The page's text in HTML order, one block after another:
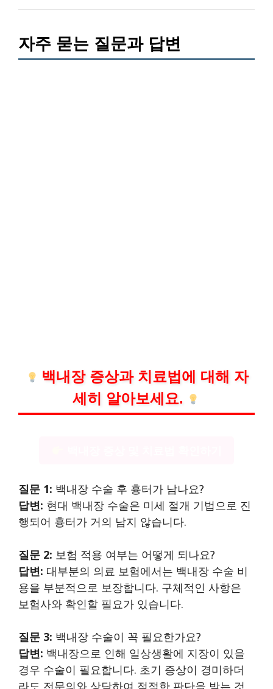
자주 묻는 질문과 답변
백내장 증상과 치료법에 대해 자
세히 알아보세요.
질문 1: 백내장 수술 후 흉터가 남나요?
답변: 현대 백내장 수술은 미세 절개 기법으로 진
행되어 흉터가 거의 남지 않습니다.
질문 2: 보험 적용 여부는 어떻게 되나요?
답변: 대부분의 의료 보험에서는 백내장 수술 비
용을 부분적으로 보장합니다. 구체적인 사항은
보험사와 확인할 필요가 있습니다.
질문 3: 백내장 수술이 꼭 필요한가요?
답변: 백내장으로 인해 일상생활에 지장이 있을
경우 수술이 필요합니다. 초기 증상이 경미하더